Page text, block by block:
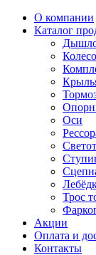
О компании
Каталог
Оси
Трос
Акции
Оплата и
Контакты